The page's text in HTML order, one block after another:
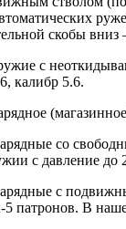
скобы
с
калибр 5.6.
со
с давление
с
патронов. В